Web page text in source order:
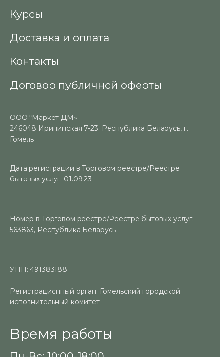
Курсы
Доставка и оплата
Контакты
Договор публичной оферты
ООО “Маркет ДМ»
246048 Ирининская 7-23. Республика Беларусь, г.
Гомель
Дата регистрации в Торговом реестре/Реестре
бытовых услуг: 01.09.23
Номер в Торговом реестре/Реестре бытовых услуг:
563863, Республика Беларусь
УНП: 491383188
Регистрационный орган: Гомельский городской
исполнительный комитет
Время работы